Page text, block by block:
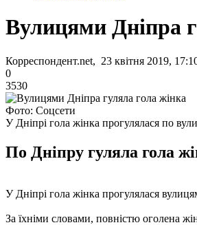
Вулицями Дніпра
Корреспондент.net, 23 квітня 2019,
0
3530
Фото: Соцсети
У Дніпрі гола жінка прогулялася по
По Дніпру гуляла гола
У Дніпрі гола жінка прогулялася
За їхніми словами, повністю оголена